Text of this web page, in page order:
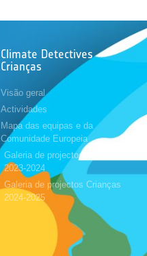
Climate Detectives
Crianças
Visão geral
Actividades
Mapa das equipas e da
Comunidade Europeia
Galeria de projectos Crianças
2023-2024
Galeria de projectos Crianças
2024-2025